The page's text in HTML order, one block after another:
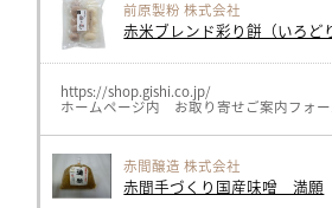
川島SA岐阜おみやげ https://
旬楽善 各店 https://shun-rakuzen.com/
≪北陸≫
前原製粉 株式会社
赤米ブレンド彩り餅（いろど
https://shop.gishi.co.jp/
ホームページ内 お取り寄せご案内フォ
赤間醸造 株式会社
赤間手づくり国産味噌 満願